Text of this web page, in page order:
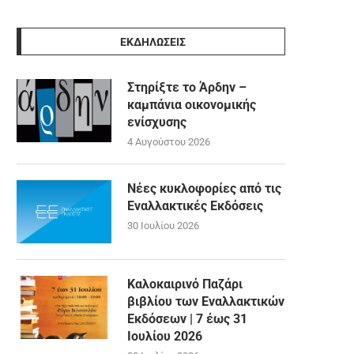
ΕΚΔΗΛΩΣΕΙΣ
Στηρίξτε το Άρδην –
καμπάνια οικονομικής
ενίσχυσης
4 Αυγούστου 2026
Νέες κυκλοφορίες από τις
Εναλλακτικές Εκδόσεις
30 Ιουλίου 2026
Καλοκαιρινό Παζάρι
βιβλίου των Εναλλακτικών
Εκδόσεων | 7 έως 31
Ιουλίου 2026